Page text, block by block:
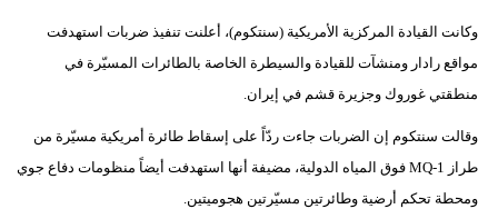
سيارات
وكانت القيادة المركزية الأمريكية (سنتكوم)، أعلنت تنفيذ ضربات استهدفت
مواقع رادار ومنشآت للقيادة والسيطرة الخاصة بالطائرات المسيّرة في
منطقتي غوروك وجزيرة قشم في إيران.
وقالت سنتكوم إن الضربات جاءت ردّاً على إسقاط طائرة أمريكية مسيّرة من
طراز MQ-1 فوق المياه الدولية، مضيفة أنها استهدفت أيضاً منظومات دفاع جوي
ومحطة تحكم أرضية وطائرتين مسيّرتين هجوميتين.